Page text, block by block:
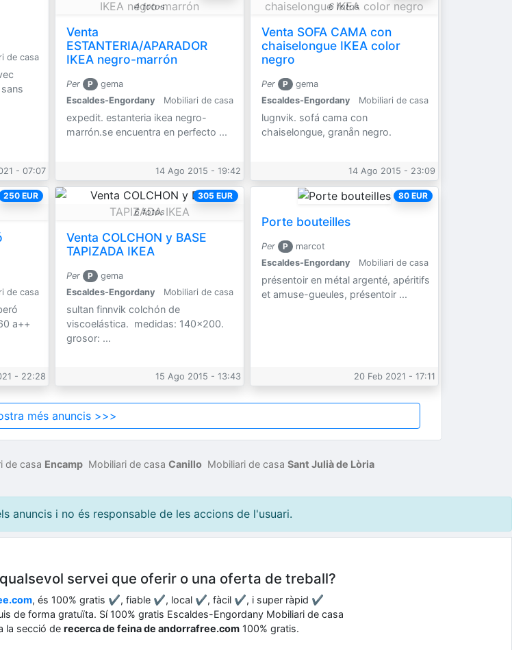
de casa
- 07:07
4 fotos
Venta
ESTANTERIA/APARADOR
IKEA negro-marrón
Per P
gema
Escaldes-Engordany
Mobiliari de casa
expedit. estanteria ikea negro-
marrón.se encuentra en perfecto ...
14 Ago 2015 - 19:42
6 fotos
Venta SOFA CAMA con
chaiselongue IKEA color
negro
Per P gema
Escaldes-Engordany
Mobiliari de casa
lugnvik. sofá cama con
chaiselongue, granån negro.
14 Ago 2015 - 23:09
de casa
a++
250 EUR
- 22:28
6 fotos
Venta COLCHON y BASE
TAPIZADA IKEA
Per P
gema
Escaldes-Engordany
Mobiliari de casa
sultan finnvik colchón de
viscoelástica. medidas: 140x200.
grosor: ...
305 EUR
15 Ago 2015 - 13:43
Porte bouteilles
Per P marcot
Escaldes-Engordany
Mobiliari de casa
présentoir en métal argenté, apéritifs
et amuse-gueules, présentoir ...
80 EUR
20 Feb 2021 - 17:11
més anuncis >>>
de casa Encamp Mobiliari de casa Canillo Mobiliari de casa Sant Julià de Lòria
anuncis i no és responsable de les accions de l'usuari.
servei que oferir o una oferta de treball?
, és 100% gratis ✔, fiable ✔, local ✔, fàcil ✔, i super ràpid ✔
de forma gratuïta. Sí 100% gratis Escaldes-Engordany Mobiliari de casa
la secció de recerca de feina de andorrafree.com 100% gratis.